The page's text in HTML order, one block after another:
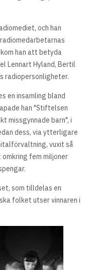
och han
han att betyda
Lennart Hyland, Bertil
radiopersonligheter.
en insamling bland
han "Stiftelsen
missgynnade barn", i
dess, via ytterligare
vuxit så
fem miljoner
som tilldelas en
folket utser vinnaren i